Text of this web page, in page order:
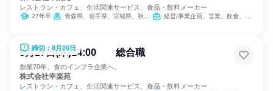
レストラン・カフェ、生活関連サービス、食品・飲料メーカー
27年卒 青森県、岩手県、宮城県、秋田県、山形県、福島県、茨城県、栃木県、群馬県、埼玉県、千葉県、東京都、神奈川県、新潟県、山梨県、長野県、静岡県 経営/事業企画、営業、飲食、小売販売/流通、製造・生産工程、SCM/生産管理/購買/物流、人事、広報/IR、商品企画、マーケティング・広告・宣伝、カスタマーサクセス
締切：8月26日
8月27日(木)14:00 総合職
創業70年、食のインフラ企業へ。
株式会社幸楽苑
レストラン・カフェ、生活関連サービス、食品・飲料メーカー